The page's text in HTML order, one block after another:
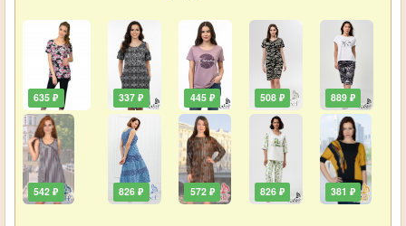
635 ₽
542 ₽
337 ₽
826 ₽
445 ₽
572 ₽
508 ₽
826 ₽
889 ₽
381 ₽